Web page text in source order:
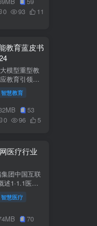
辉、温庆
0 93 11
教育蓝皮书
模型重型教
教育引领
识咨询
帆
：失减：全
2学习机妆占
，应学习机市
智慧教育
53
0 96 5
医疗行业
团中国互联
述1·1.1医疗
联网+医疗行
网+医疗用
国互联网+医
4中国互联网
智慧医疗
70